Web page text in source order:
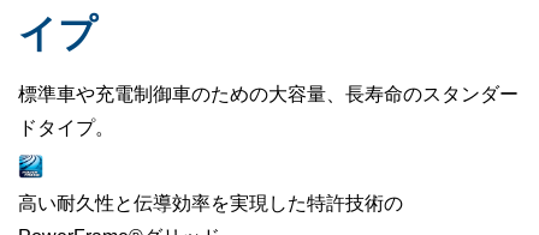
イプ
標準車や充電制御車のための大容量、長寿命のスタンダー
ドタイプ。
高い耐久性と伝導効率を実現した特許技術の